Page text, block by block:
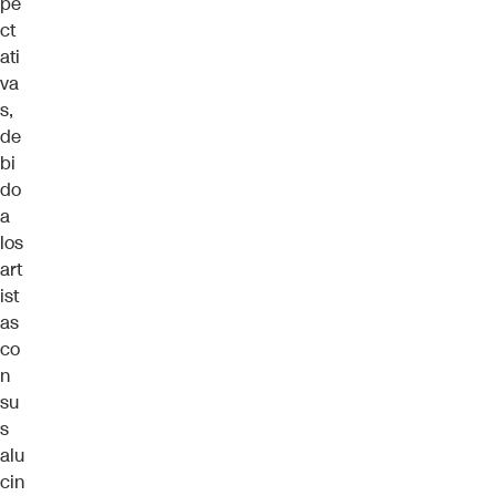
ct
ati
va
s,
de
bi
do
a
los
art
ist
as
co
n
su
s
alu
cin